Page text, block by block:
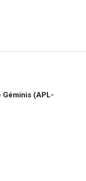
Géminis (APL-